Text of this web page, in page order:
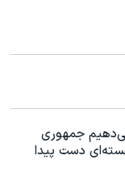
جمهوری
دست پیدا